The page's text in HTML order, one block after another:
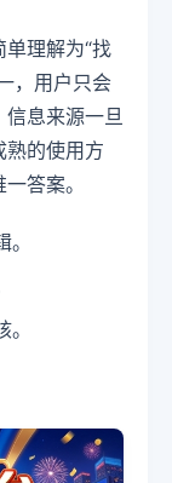
理解为“找
，用户只会
息来源一旦
熟的使用方
答案。